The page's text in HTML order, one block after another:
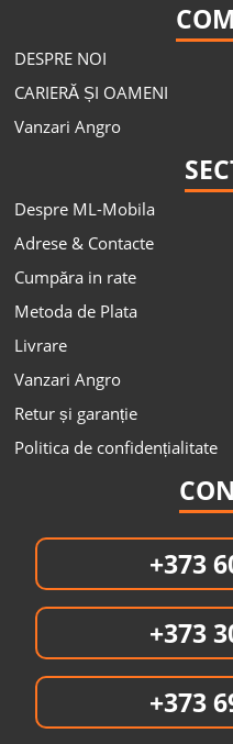
DESPRE NOI
CARIERĂ ȘI OAMENI
Vanzari Angro
Despre ML-Mobila
Adrese & Contacte
Cumpăra in rate
Metoda de Plata
Livrare
Vanzari Angro
Retur și garanție
Politica de confidențialitate
+373
+373
+373